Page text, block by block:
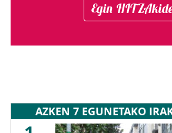
Egin
AZKEN 7 EGUNETAKO